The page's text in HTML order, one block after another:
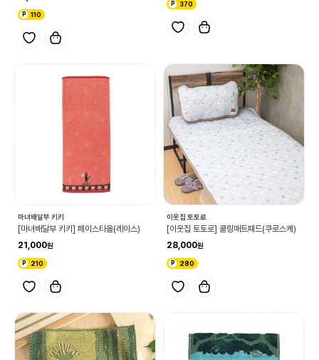
110
370
마녀배달부 키키
[마녀배달부 키키] 페이스타올(레이스)
21,000
210
이웃집 토토로
[이웃집 토토로] 쿨링매트패드(쿠로스케)
28,000
280